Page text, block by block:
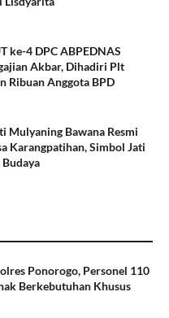
ke-4 DPC ABPEDNAS
Akbar, Dihadiri Plt
Ribuan Anggota BPD
Mulyaning Bawana Resmi
Karangpatihan, Simbol Jati
Ponorogo, Personel 110
Berkebutuhan Khusus